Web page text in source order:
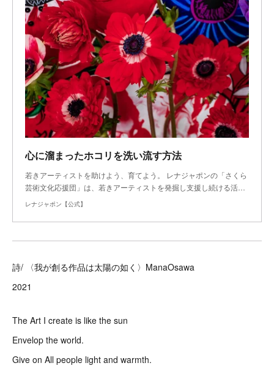
心に溜まったホコリを洗い流す方法
若きアーティストを助けよう、育てよう。 レナジャポンの「さくら
芸術文化応援団」は、若きアーティストを発掘し支援し続ける活…
レナジャポン【公式】
詩/ 〈我が創る作品は太陽の如く〉ManaOsawa
2021
The Art I create is like the sun
Envelop the world.
Give on All people light and warmth.